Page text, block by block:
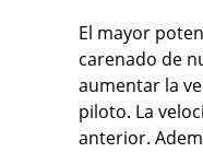
El mayor
carenado de
aumentar la
piloto. La
anterior.